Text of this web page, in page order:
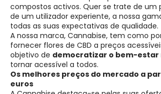
compostos activos. Quer se trate de um
de um utilizador experiente, a nossa
todas as suas expectativas de qualidade.
A nossa marca, Cannabise, tem como
fornecer flores de CBD a preços
objetivo de democratizar o bem-
tornar acessível a todos.
Os melhores preços do mercado a
euros